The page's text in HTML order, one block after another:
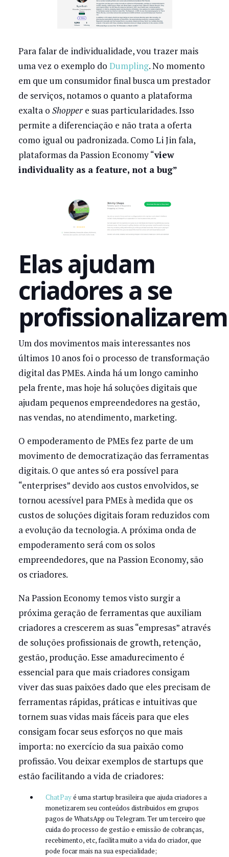
Para falar de individualidade, vou trazer mais
uma vez o exemplo do Dumpling. No momento
em que um consumidor final busca um prestador
de serviços, notamos o quanto a plataforma
exalta o Shoppere suas particularidades. Isso
permite a diferenciação e não trata a oferta
como igual ou padronizada. Como Li Jin fala,
plataformas da Passion Economy “view
individuality as a feature, not a bug”
Elas ajudam
criadores a se
profissionalizarem
Um dos movimentos mais interessantes nos
últimos 10 anos foi o processo de transformação
digital das PMEs. Ainda há um longo caminho
pela frente, mas hoje há soluções digitais que
ajudam pequenos empreendedores na gestão,
nas vendas, no atendimento, marketing.
O empoderamento de PMEs fez parte de um
movimento de democratização das ferramentas
digitais. O que antes só era possível para
“enterprises” devido aos custos envolvidos, se
tornou acessível para PMEs à medida que os
custos de soluções digitais foram reduzidos com
a evolução da tecnologia. A próxima onda de
empoderamento será com os solos
empreendedores, que na Passion Economy, são
os criadores.
Na Passion Economy temos visto surgir a
próxima geração de ferramentas que auxiliam
criadores a crescerem as suas “empresas” através
de soluções profissionais de growth, retenção,
gestão, produção. Esse amadurecimento é
essencial para que mais criadores consigam
viver das suas paixões dado que eles precisam de
ferramentas rápidas, práticas e intuitivas que
tornem suas vidas mais fáceis para que eles
consigam focar seus esforços no que mais
importa: no exercício da sua paixão como
profissão. Vou deixar exemplos de startups que
estão facilitando a vida de criadores:
ChatPayé uma startup brasileira que ajuda criadores a
monetizarem seu conteúdos distribuidos em grupos
pagos de WhatsApp ou Telegram. Ter um terceiro que
cuida do processo de gestão e emissão de cobranças,
recebimento, etc, facilita muito a vida do criador, que
pode focar mais na sua especialidade;